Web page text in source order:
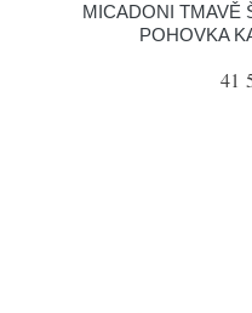
MICADONI TMAVĚ
POHOVKA
41